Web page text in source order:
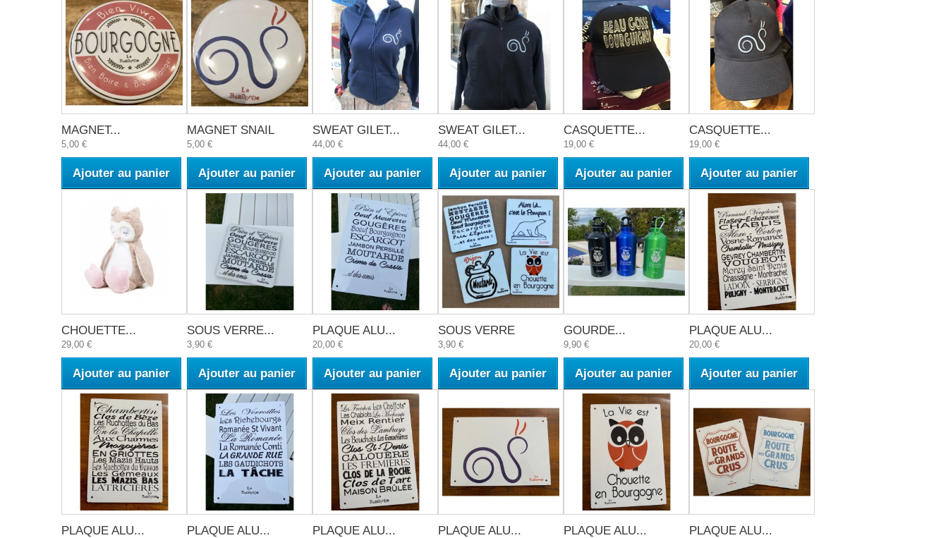
MAGNET...
5,00 €
Ajouter au panier
MAGNET SNAIL
5,00 €
Ajouter au panier
SWEAT GILET...
44,00 €
Ajouter au panier
SWEAT GILET...
44,00 €
Ajouter au panier
CASQUETTE...
19,00 €
Ajouter au panier
CASQUETTE...
19,00 €
Ajouter au panier
CHOUETTE...
29,00 €
Ajouter au panier
SOUS VERRE...
3,90 €
Ajouter au panier
PLAQUE ALU...
20,00 €
Ajouter au panier
SOUS VERRE
3,90 €
Ajouter au panier
GOURDE...
9,90 €
Ajouter au panier
PLAQUE ALU...
20,00 €
Ajouter au panier
PLAQUE ALU... PLAQUE ALU... PLAQUE ALU... PLAQUE ALU... PLAQUE ALU... PLAQUE ALU...